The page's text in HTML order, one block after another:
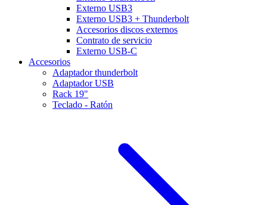
Externo USB3
Externo USB3 + Thunderbolt
Accesorios discos externos
Contrato de servicio
Externo USB-C
Accesorios
Adaptador thunderbolt
Adaptador USB
Rack 19"
Teclado - Ratón